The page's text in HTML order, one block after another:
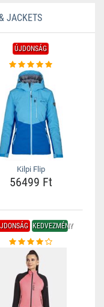
JACKETS
ÚJDONSÁG
Kilpi Flip
56499 Ft
KEDVEZMÉNY